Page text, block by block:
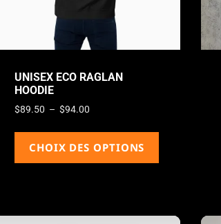
UNISEX ECO RAGLAN
HOODIE
$89.50 – $94.00
CHOIX DES OPTIONS